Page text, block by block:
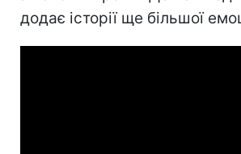
додає історії ще більшої